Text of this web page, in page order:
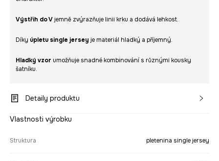
Výstřih do Vjemně zvýrazňuje linii krku a dodává lehkost.
Díky úpletu single jersey je materiál hladký a příjemný.
Hladký vzor umožňuje snadné kombinování s různými kousky
šatníku.
Detaily produktu
Vlastnosti výrobku
Struktura pletenina single jersey